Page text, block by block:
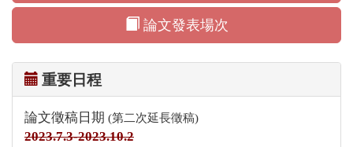
論文發表場次
重要日程
論文徵稿日期 (第二次延長徵稿)
2023.7.3-2023.10.2